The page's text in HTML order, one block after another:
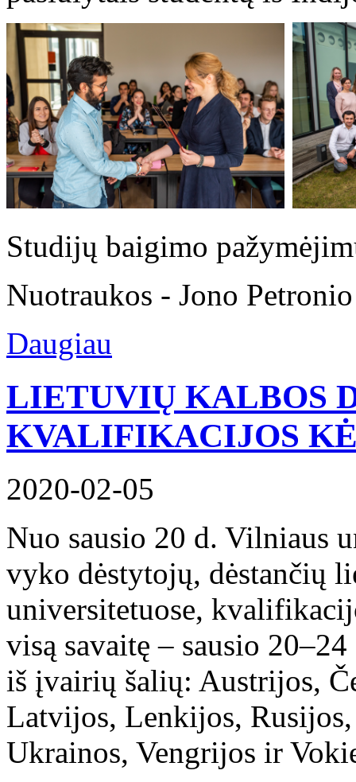
Studijų baigimo
Nuotraukos - Jono Petronio
Daugiau
LIETUVIŲ KALBOS
KVALIFIKACIJOS
2020-02-05
Nuo sausio 20 d. Vilniaus
vyko dėstytojų, dėstančių
universitetuose,
visą savaitę – sausio
iš įvairių šalių: Austrijos,
Latvijos, Lenkijos,
Ukrainos, Vengrijos ir